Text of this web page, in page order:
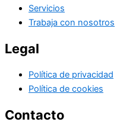
Servicios
Trabaja con nosotros
Legal
Política de privacidad
Política de cookies
Contacto